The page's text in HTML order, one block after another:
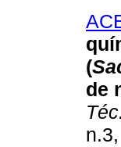
(
de